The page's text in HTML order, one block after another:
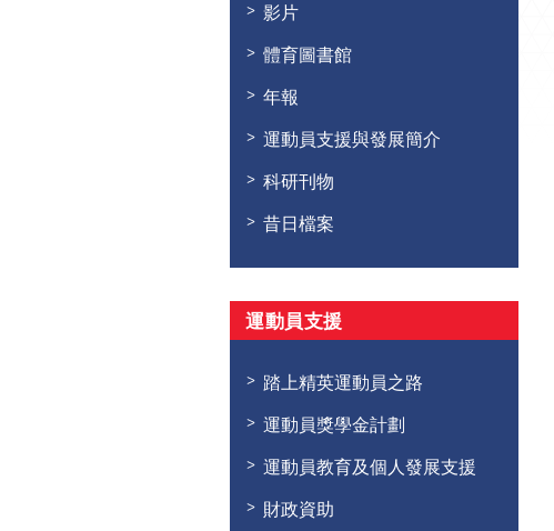
影片
體育圖書館
年報
運動員支援與發展簡介
科研刊物
昔日檔案
運動員支援
踏上精英運動員之路
運動員獎學金計劃
運動員教育及個人發展支援
財政資助